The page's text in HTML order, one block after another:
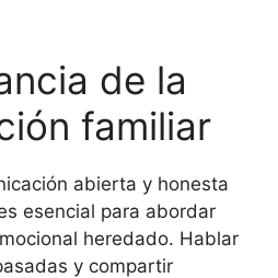
de la
familiar
abierta y honesta
esencial para abordar
heredado. Hablar
y compartir